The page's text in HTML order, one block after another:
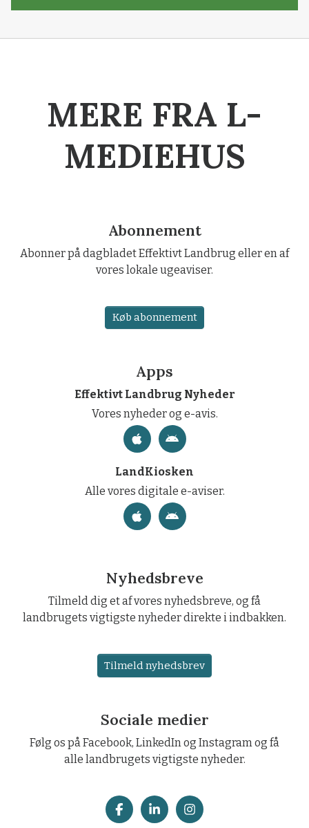
MERE FRA L-
MEDIEHUS
Abonnement
Abonner på dagbladet Effektivt Landbrug eller en af
vores lokale ugeaviser.
Køb abonnement
Apps
Effektivt Landbrug Nyheder
Vores nyheder og e-avis.
LandKiosken
Alle vores digitale e-aviser.
Nyhedsbreve
Tilmeld dig et af vores nyhedsbreve, og få
landbrugets vigtigste nyheder direkte i indbakken.
Tilmeld nyhedsbrev
Sociale medier
Følg os på Facebook, LinkedIn og Instagram og få
alle landbrugets vigtigste nyheder.